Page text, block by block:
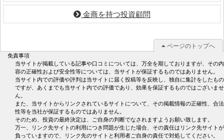
金商を持つ投資顧問
免責事項
当サイトが掲載している記事や口コミについては、万全を期しておりますが、その内
容の正確性および安全性等については、当サイトが保証するものではありません。
当サイト内での評価や評判は当サイトに届く投稿等を反映し、独自に集計をしたもの
ですが、あくまでも当サイト内での評価であり、効果を保証するものではございませ
ん。
また、当サイトからリンクされているサイトについて、その掲載情報の正確性、合法
性等を当社が保証するものではありません。
そのため、投資の最終決定は、ご自身の判断でなされますようお願い致します。
万一、リンク先サイトの利用につき問題が生じた場合、その責任はリンク先サイトが
負っていますので、リンク先のサイトと利用者ご自身の責任で対処してください。
ページのトップへ